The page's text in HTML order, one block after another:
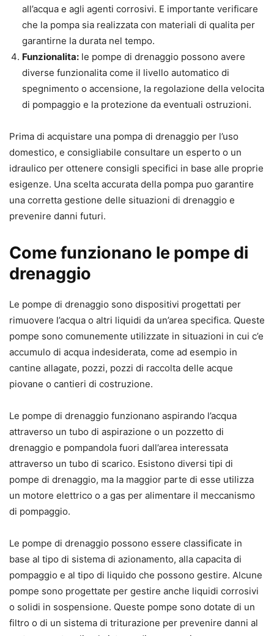
all’acqua e agli agenti corrosivi. E importante verificare
che la pompa sia realizzata con materiali di qualita per
garantirne la durata nel tempo.
Funzionalita: le pompe di drenaggio possono avere
diverse funzionalita come il livello automatico di
spegnimento o accensione, la regolazione della velocita
di pompaggio e la protezione da eventuali ostruzioni.
Prima di acquistare una pompa di drenaggio per l’uso
domestico, e consigliabile consultare un esperto o un
idraulico per ottenere consigli specifici in base alle proprie
esigenze. Una scelta accurata della pompa puo garantire
una corretta gestione delle situazioni di drenaggio e
prevenire danni futuri.
Come funzionano le pompe di
drenaggio
Le pompe di drenaggio sono dispositivi progettati per
rimuovere l’acqua o altri liquidi da un’area specifica. Queste
pompe sono comunemente utilizzate in situazioni in cui c’e
accumulo di acqua indesiderata, come ad esempio in
cantine allagate, pozzi, pozzi di raccolta delle acque
piovane o cantieri di costruzione.
Le pompe di drenaggio funzionano aspirando l’acqua
attraverso un tubo di aspirazione o un pozzetto di
drenaggio e pompandola fuori dall’area interessata
attraverso un tubo di scarico. Esistono diversi tipi di
pompe di drenaggio, ma la maggior parte di esse utilizza
un motore elettrico o a gas per alimentare il meccanismo
di pompaggio.
Le pompe di drenaggio possono essere classificate in
base al tipo di sistema di azionamento, alla capacita di
pompaggio e al tipo di liquido che possono gestire. Alcune
pompe sono progettate per gestire anche liquidi corrosivi
o solidi in sospensione. Queste pompe sono dotate di un
filtro o di un sistema di triturazione per prevenire danni al